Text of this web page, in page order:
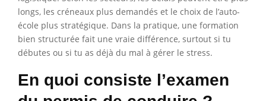
longs, les créneaux plus demandés et le choix de l’auto-
école plus stratégique. Dans la pratique, une formation
bien structurée fait une vraie différence, surtout si tu
débutes ou si tu as déjà du mal à gérer le stress.
En quoi consiste l’examen